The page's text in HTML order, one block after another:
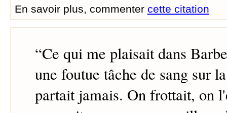
En savoir plus, commenter cette citation
“Ce qui me plaisait dans
une foutue tâche de sang sur
partait jamais. On frottait, on